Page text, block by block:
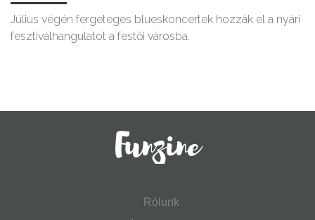
Július végén fergeteges blueskoncertek hozzák el a nyári
fesztiválhangulatot a festői városba.
Rólunk